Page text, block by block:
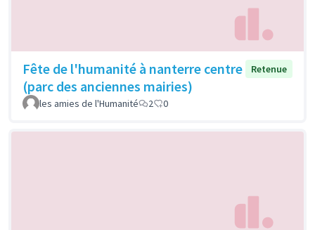
Fête de l'humanité à nanterre centre
(parc des anciennes mairies)
Retenue
les amies de l'Humanité 2 0